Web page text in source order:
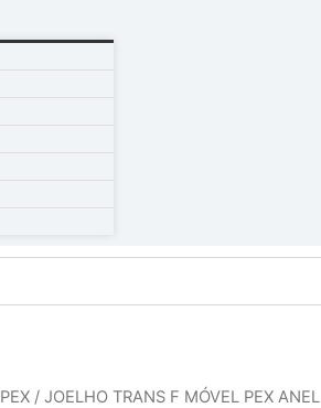
PEX/ JOELHO TRANS F MÓVEL PEX ANEL